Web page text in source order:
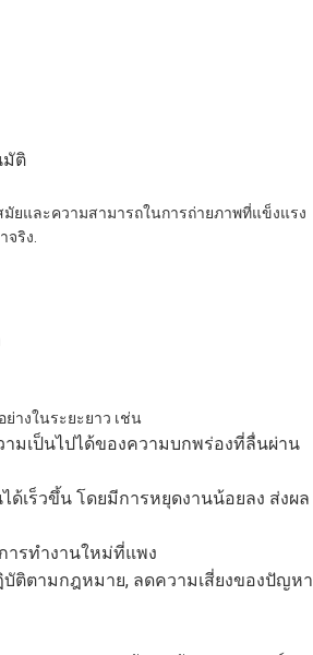
มัติ
ยและความสามารถในการถ่ายภาพที่แข็งแรง
ริง.
างในระยะยาว เช่น
มเป็นไปได้ของความบกพร่องที่ลื่นผ่าน
เร็วขึ้น โดยมีการหยุดงานน้อยลง ส่งผล
ารทํางานใหม่ที่แพง
ติตามกฎหมาย, ลดความเสี่ยงของปัญหา